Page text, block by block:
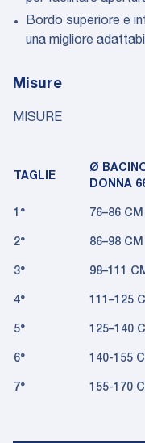
Bordo superiore e
una migliore
Misure
MISURE
TAGLIE
Ø
DONNA
1° 76–86 CM
2° 86–98 CM
3° 98–111
4° 111–125
5° 125–140
6° 140-155
7° 155-170